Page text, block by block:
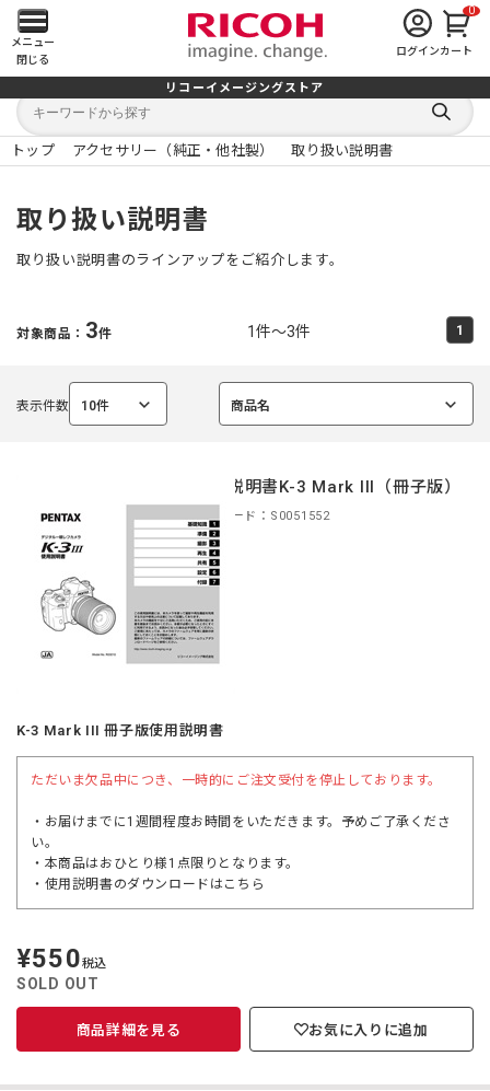
メ
イ
ン
メ
ニ
ュ
を
開
メニュー
閉じる
ログイン
0
カート
リコーイメージングストア
キ
ワ
ー
キ
検
索
る
トップ アクセサリー（純正・他社製） 取り扱い説明書
取り扱い説明書
取り扱い説明書のラインアップをご紹介します。
対象商品： 3件 1件～3件 1
表示件数 10件
選
商品名
選
使用説明書K-3 Mark III（冊子版）
商品コード：S0051552
K-3 Mark III 冊子版使用説明書
ただいま欠品中につき、一時的にご注文受付を停止しております。
・お届けまでに1週間程度お時間をいただきます。予めご了承くださ
い。
・本商品はおひとり様1点限りとなります。
・使用説明書のダウンロードはこちら
定
価
¥550税込
SOLD OUT
商品詳細を見る お気に入りに追加